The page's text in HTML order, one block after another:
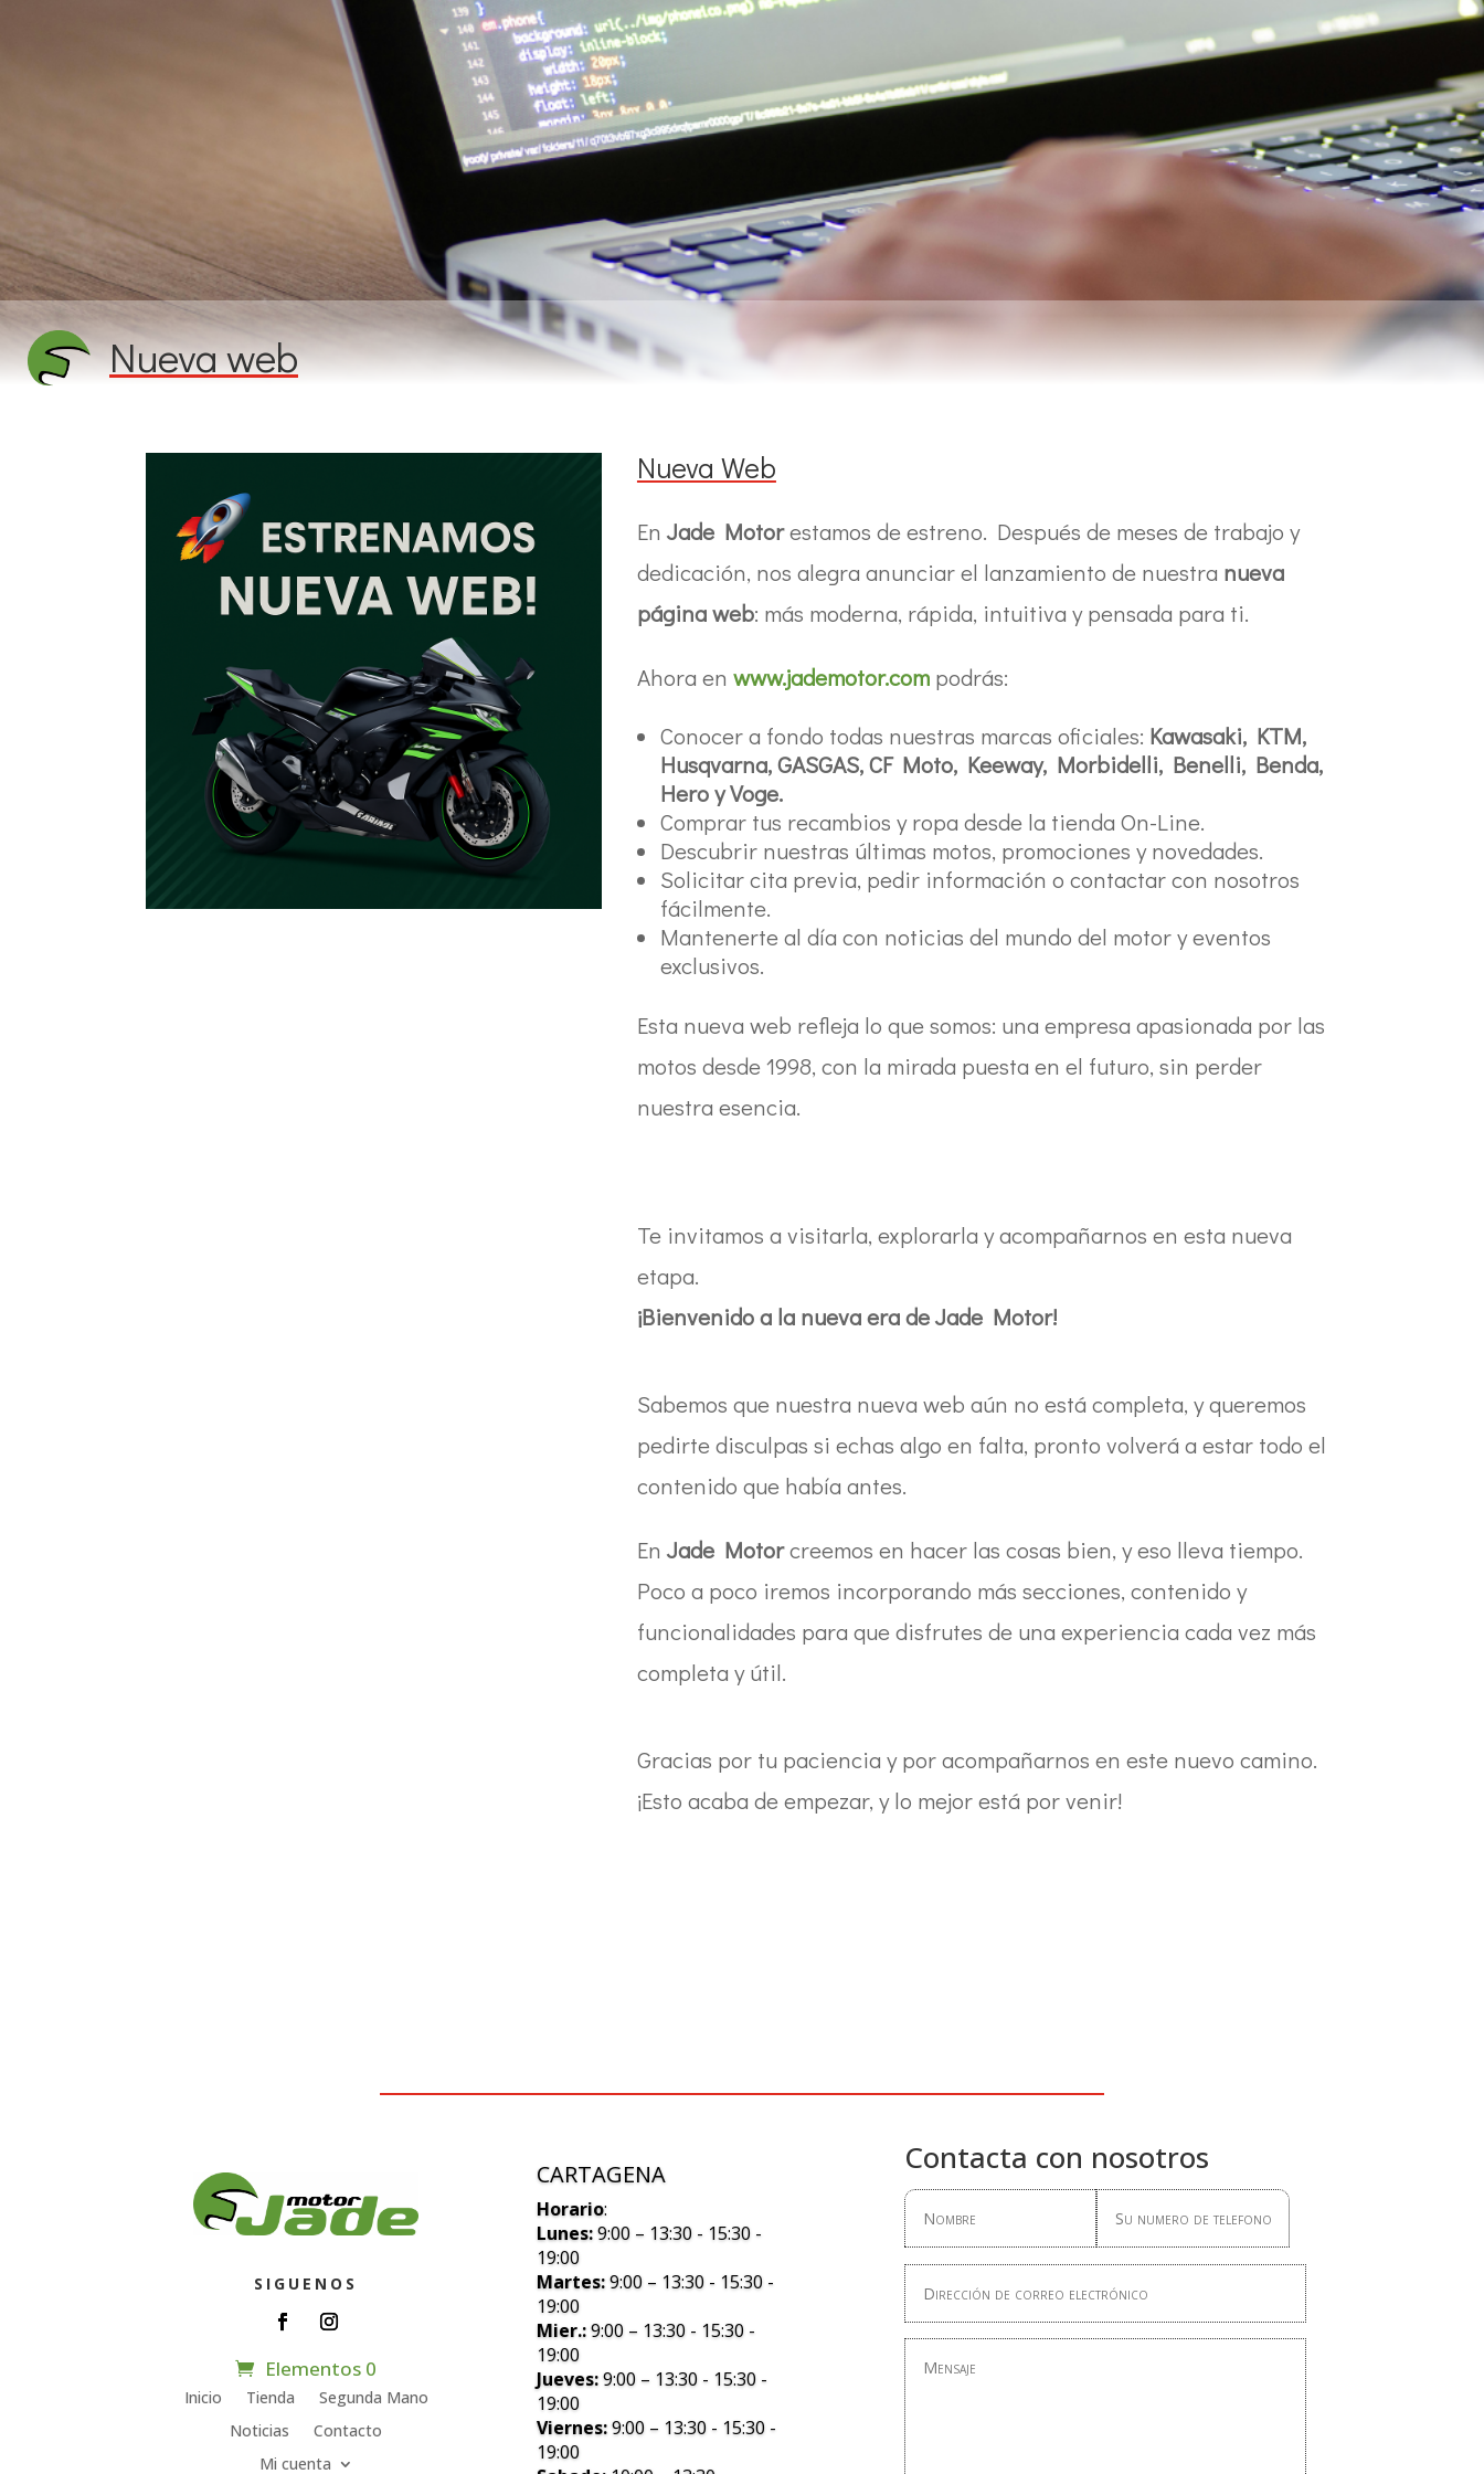
Noticias Contacto Mi cuenta
Nueva web
Nueva Web
En Jade Motorestamos de estreno. Después de meses de trabajo y
dedicación, nos alegra anunciar el lanzamiento de nuestra nueva
página web: más moderna, rápida, intuitiva y pensada para ti.
Ahora en www.jademotor.compodrás:
Conocer a fondo todas nuestras marcas oficiales: Kawasaki, KTM,
Husqvarna, GASGAS, CF Moto, Keeway, Morbidelli, Benelli, Benda,
Hero y Voge.
Comprar tus recambios y ropa desde la tienda On-Line.
Descubrir nuestras últimas motos, promociones y novedades.
Solicitar cita previa, pedir información o contactar con nosotros
fácilmente.
Mantenerte al día con noticias del mundo del motor y eventos
exclusivos.
Esta nueva web refleja lo que somos: una empresa apasionada por las
motos desde 1998, con la mirada puesta en el futuro, sin perder
nuestra esencia.
Te invitamos a visitarla, explorarla y acompañarnos en esta nueva
etapa.
¡Bienvenido a la nueva era de Jade Motor!
Sabemos que nuestra nueva web aún no está completa, y queremos
pedirte disculpas si echas algo en falta, pronto volverá a estar todo el
contenido que había antes.
En Jade Motorcreemos en hacer las cosas bien, y eso lleva tiempo.
Poco a poco iremos incorporando más secciones, contenido y
funcionalidades para que disfrutes de una experiencia cada vez más
completa y útil.
Gracias por tu paciencia y por acompañarnos en este nuevo camino.
¡Esto acaba de empezar, y lo mejor está por venir!
SIGUENOS
Elementos 0
Inicio Tienda
Segunda Mano
Noticias
Contacto
Mi cuenta
CARTAGENA
Horario:
Lunes:9:00 – 13:30 - 15:30 -
19:00
Martes:9:00 – 13:30 - 15:30 -
19:00
Mier.:9:00 – 13:30 - 15:30 -
19:00
Jueves:9:00 – 13:30 - 15:30 -
19:00
Viernes:9:00 – 13:30 - 15:30 -
19:00
Contacta con nosotros